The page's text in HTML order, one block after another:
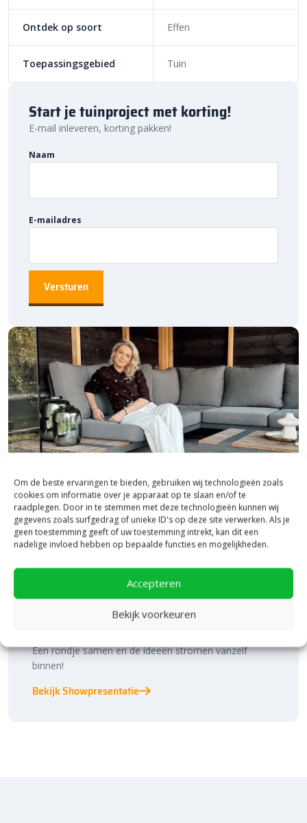
Om de beste ervaringen te bieden, gebruiken wij technologieën zoals
cookies om informatie over je apparaat op te slaan en/of te
raadplegen. Door in te stemmen met deze technologieën kunnen wij
gegevens zoals surfgedrag of unieke ID's op deze site verwerken. Als je
geen toestemming geeft of uw toestemming intrekt, kan dit een
nadelige invloed hebben op bepaalde functies en mogelijkheden.
Accepteren
Bekijk voorkeuren
steenlijmom de lagen stevig met elkaar te verbinden, maar je
kan het ook zonder lijm doen. Dankzij het formaat en het
gewicht blijven de elementen goed op hun plek, ook zonder
metselen.
Bestratingsmarkt.com: de beste prijs,
snelle levering
Bij Bestratingsmarkt.com ben je verzekerd van de beste prijs in
voordelige prijs van
Ontdek op soort Effen
Toepassingsgebied Tuin
Start je tuinproject met korting!
E-mail inleveren, korting pakken!
Naam
E-mailadres
Bezoek onze vestiging in Heerde,
inspiratie binnen én buiten!
Laat je inspireren in ons 2.500 m² experience centre,
bestratingstrends, zie je materialen in het echt en krijg
Een rondje samen en de ideeën stromen vanzelf
binnen!
Bekijk Showpresentatie